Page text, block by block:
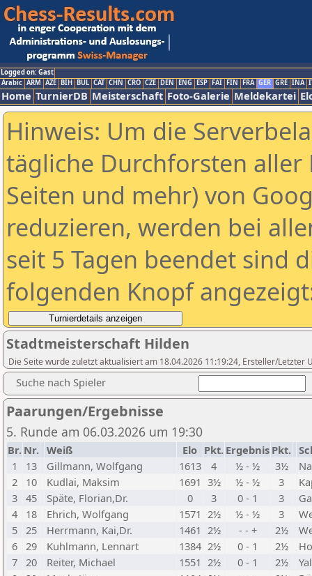
Logged on: Gast
Arabic ARM AZE BIH BUL CAT CHN CRO CZE DEN ENG ESP FAI FIN FRA GER GRE INA
Home TurnierDB Meisterschaft Foto-Galerie Meldekartei
Hinweis: Um die
tägliche Durchforsten aller
Seiten und mehr) von
reduzieren, werden bei
seit 5 Tagen beendet sind
folgenden Knopf
Stadtmeisterschaft Hilden
Die Seite wurde zuletzt aktualisiert am 18.04.2026 11:19:24, Ersteller/Letzter
Suche nach Spieler
Paarungen/Ergebnisse
5. Runde am 06.03.2026 um 19:30
Br. Nr. Weiß Elo Pkt. Ergebnis Pkt.
1
13 Gillmann, Wolfgang 1613 4 ½ - ½ 3½
2
10 Kudlai, Maksim 1691 3½ ½ - ½ 3
3
45 Späte, Florian,Dr. 0 3 0 - 1 3
4
18 Ehrich, Wolfgang 1571 2½ ½ - ½ 3
5
25 Herrmann, Kai,Dr. 1461 2½ - - + 2½
6
29 Kuhlmann, Lennart 1384 2½ 0 - 1 2½
7
20 Reiter, Michael 1551 2½ 0 - 1 2½